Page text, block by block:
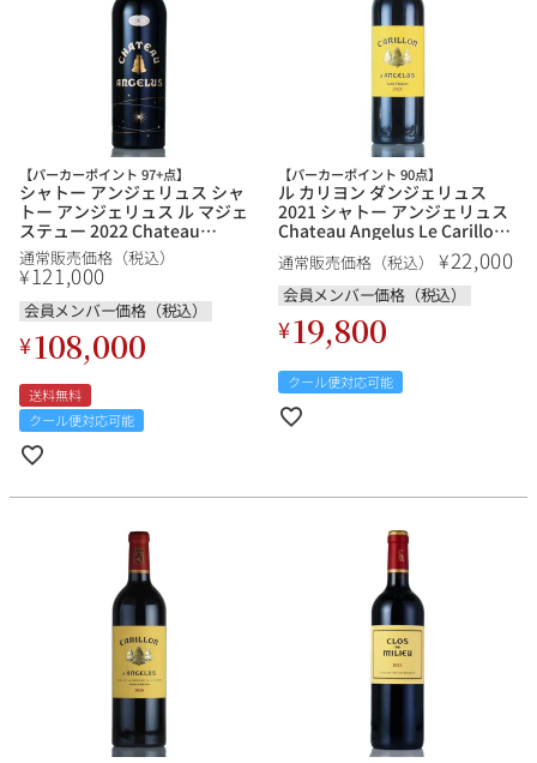
【パーカーポイント 97+点】
シャトー アンジェリュス シャ
トー アンジェリュス ル マジェ
ステュー 2022 Chateau
Angelus Le Majestueux フラン
ス ボルドー 赤ワイン
通常販売価格（税込）
¥121,000
会員メンバー価格（税込）
¥108,000
送料無料
クール便対応可能
【パーカーポイント 90点】
ル カリヨン ダンジェリュス
2021 シャトー アンジェリュス
Chateau Angelus Le Carillon
dAngelus フランス ボルドー 赤
ワイン
通常販売価格（税込） ¥22,000
会員メンバー価格（税込）
¥19,800
クール便対応可能